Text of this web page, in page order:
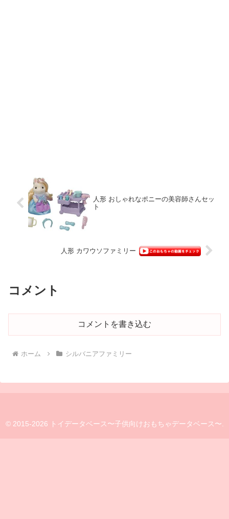
人形 おしゃれなポニーの美容師さんセッ
ト
人形 カワウソファミリー
コメント
コメントを書き込む
ホーム シルバニアファミリー
© 2015-2026 トイデータベース〜子供向けおもちゃデータベース〜.